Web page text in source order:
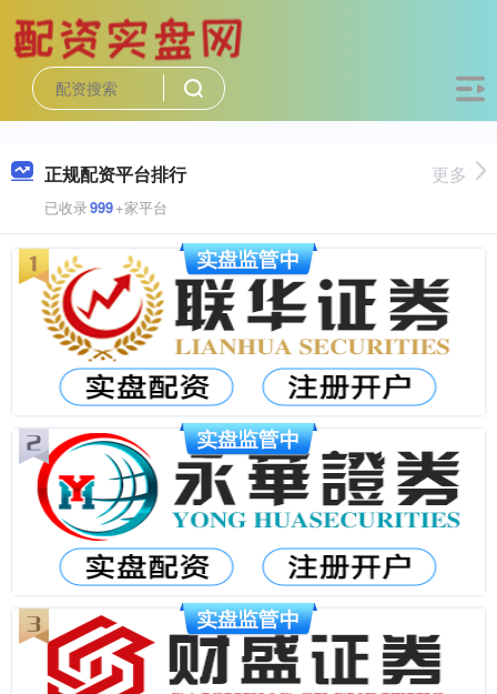
正规配资平台排行
已收录999+家平台
更多